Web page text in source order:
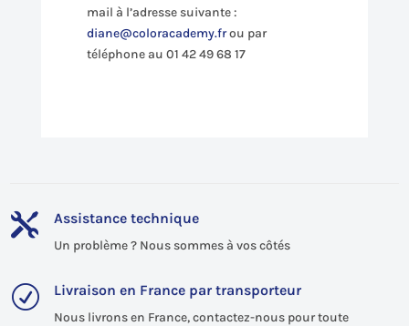
mail à l’adresse suivante :
diane@coloracademy.frou par
téléphone au 01 42 49 68 17
 Assistance technique
Un problème ? Nous sommes à vos côtés
R Livraison en France par transporteur
Nous livrons en France, contactez-nous pour toute